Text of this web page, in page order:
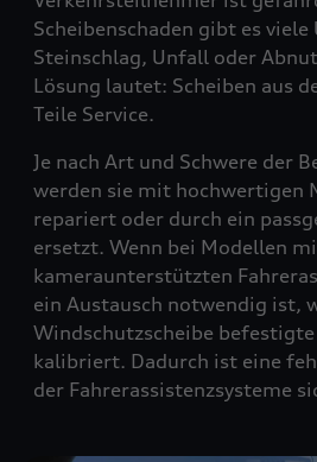
Scheibenschaden gibt es viele
Steinschlag, Unfall oder
Lösung lautet: Scheiben aus
Teile Service.
Je nach Art und Schwere der
werden sie mit hochwertigen
repariert oder durch ein
ersetzt. Wenn bei Modellen
kameraunterstützten
ein Austausch notwendig ist,
Windschutzscheibe befestigte
kalibriert. Dadurch ist eine
der Fahrerassistenzsysteme